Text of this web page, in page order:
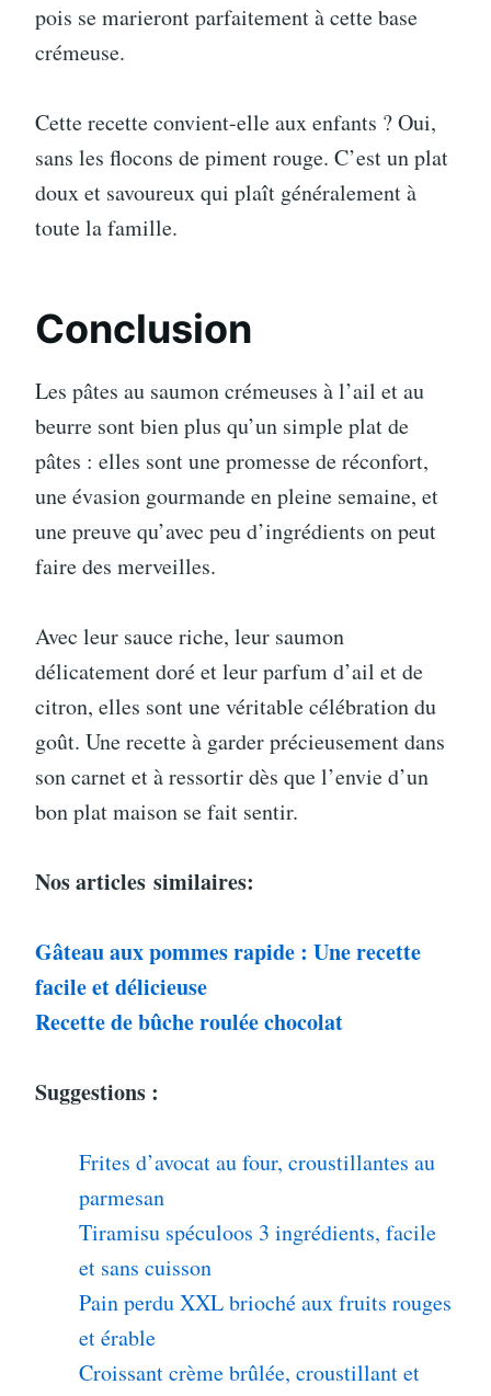
pois se marieront parfaitement à cette base
crémeuse.
Cette recette convient-elle aux enfants ? Oui,
sans les flocons de piment rouge. C’est un plat
doux et savoureux qui plaît généralement à
toute la famille.
Conclusion
Les pâtes au saumon crémeuses à l’ail et au
beurre sont bien plus qu’un simple plat de
pâtes : elles sont une promesse de réconfort,
une évasion gourmande en pleine semaine, et
une preuve qu’avec peu d’ingrédients on peut
faire des merveilles.
Avec leur sauce riche, leur saumon
délicatement doré et leur parfum d’ail et de
citron, elles sont une véritable célébration du
goût. Une recette à garder précieusement dans
son carnet et à ressortir dès que l’envie d’un
bon plat maison se fait sentir.
Nos articles similaires:
Gâteau aux pommes rapide : Une recette
facile et délicieuse
Recette de bûche roulée chocolat
Suggestions :
Frites d’avocat au four, croustillantes au
parmesan
Tiramisu spéculoos 3 ingrédients, facile
et sans cuisson
Pain perdu XXL brioché aux fruits rouges
et érable
Croissant crème brûlée, croustillant et